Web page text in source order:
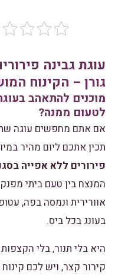
עוגת גבינה
גורן – הקינוח המושלם ב-10
מוכנים להתאהב
לטעום ממנה?
אם אתם מחפשים עוגה
תכין אתכם ליום מהיר
פירורים ללא אפייה
המנצח בין טעם ביתי
אוורירית ונמסה בפה,
בעונג בכל ביס.
היא בלי תנור, בלי
קירור קצר, ויש לכם